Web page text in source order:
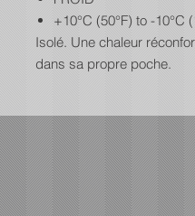
+10°C (50°F) to -10°C
Isolé. Une chaleur
dans sa propre poche.